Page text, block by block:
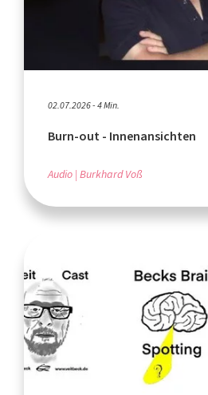
02.07.2026 - 4 Min.
Burn-out - Innenansichten
Audio Burkhard Voß